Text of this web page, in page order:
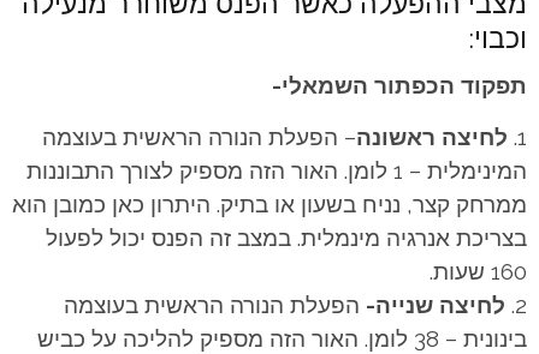
וכבוי:
תפקוד הכפתור השמאלי-
לחיצה ראשונה– הפעלת הנורה הראשית בעוצמה
המינימלית – 1 לומן. האור הזה מספיק לצורך התבוננות
ממרחק קצר, נניח בשעון או בתיק. היתרון כאן כמובן הוא
בצריכת אנרגיה מינמלית. במצב זה הפנס יכול לפעול
160 שעות.
לחיצה שנייה- הפעלת הנורה הראשית בעוצמה
בינונית – 38 לומן. האור הזה מספיק להליכה על כביש